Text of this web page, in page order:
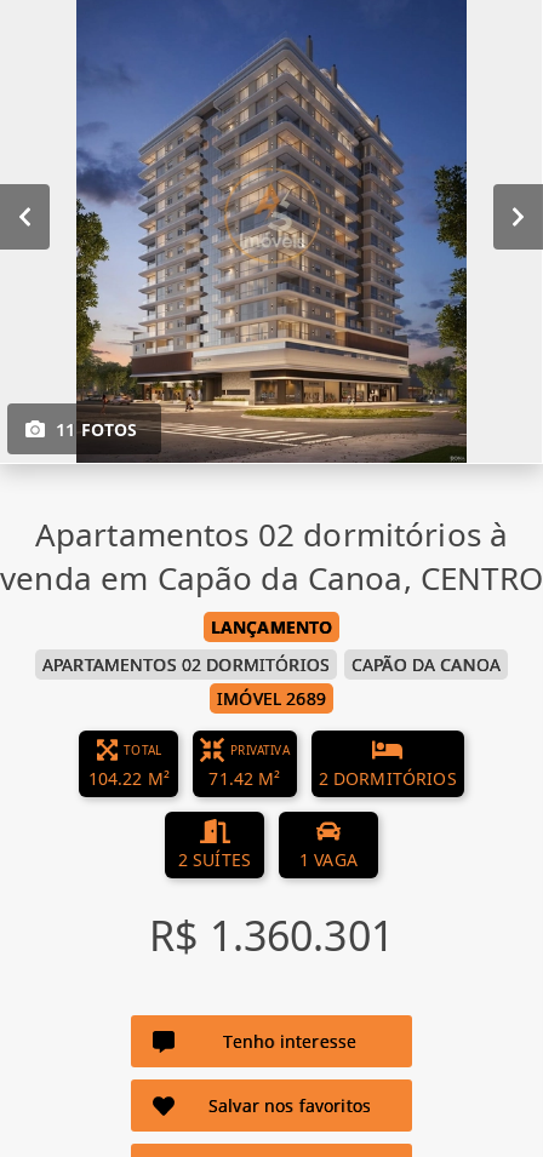
11 FOTOS
Apartamentos 02 dormitórios à
venda em Capão da Canoa, CENTRO
LANÇAMENTO
APARTAMENTOS 02 DORMITÓRIOS
CAPÃO DA CANOA
IMÓVEL 2689
TOTAL
104.22 M²
PRIVATIVA
71.42 M² 2 DORMITÓRIOS
2 SUÍTES 1 VAGA
R$ 1.360.301
Tenho interesse
Salvar nos favoritos